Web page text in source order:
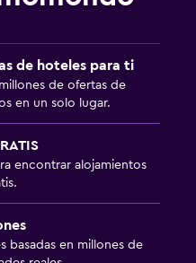
de hoteles para ti
de ofertas de
en un solo lugar.
encontrar alojamientos
basadas en millones de